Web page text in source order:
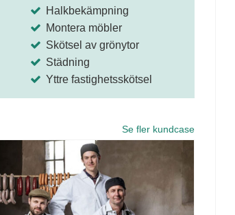
Halkbekämpning
Montera möbler
Skötsel av grönytor
Städning
Yttre fastighetsskötsel
Se fler kundcase